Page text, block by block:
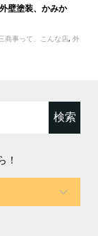
壁塗装、かみか
商事って、こんな店,外
！